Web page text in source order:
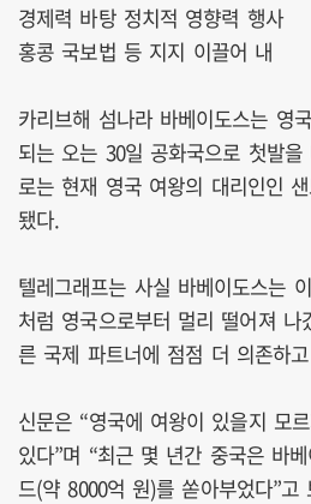
경제력 바탕 정치적 영향력 행사
홍콩 국보법 등 지지 이끌어 내
카리브해 섬나라 바베이도스는 영
되는 오는 30일 공화국으로 첫발
로는 현재 영국 여왕의 대리인인
됐다.
텔레그래프는 사실 바베이도스는
처럼 영국으로부터 멀리 떨어져
른 국제 파트너에 점점 더 의존하
신문은 “영국에 여왕이 있을지 모
있다”며 “최근 몇 년간 중국은 바
드(약 8000억 원)를 쏟아부었다”